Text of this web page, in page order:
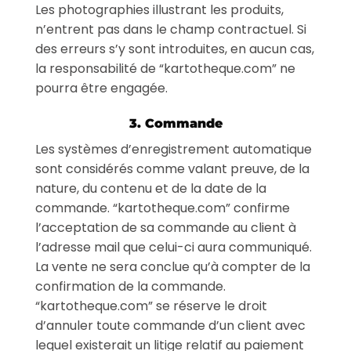
Les photographies illustrant les produits,
n’entrent pas dans le champ contractuel. Si
des erreurs s’y sont introduites, en aucun cas,
la responsabilité de “kartotheque.com” ne
pourra être engagée.
3. Commande
Les systèmes d’enregistrement automatique
sont considérés comme valant preuve, de la
nature, du contenu et de la date de la
commande. “kartotheque.com” confirme
l’acceptation de sa commande au client à
l’adresse mail que celui-ci aura communiqué.
La vente ne sera conclue qu’à compter de la
confirmation de la commande.
“kartotheque.com” se réserve le droit
d’annuler toute commande d’un client avec
lequel existerait un litige relatif au paiement